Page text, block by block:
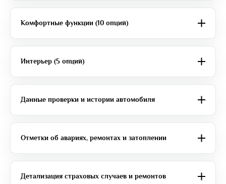
Комфортные функции (10 опций)
Интерьер (5 опций)
Данные проверки и истории автомобиля
Отметки об авариях, ремонтах и затоплении
Детализация страховых случаев и ремонтов